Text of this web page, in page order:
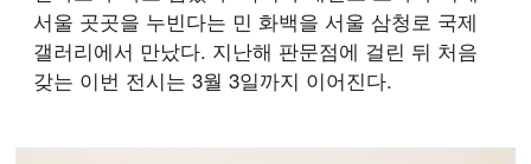
서울 곳곳을 누빈다는 민 화백을 서울 삼청로 국제
갤러리에서 만났다. 지난해 판문점에 걸린 뒤 처음
갖는 이번 전시는 3월 3일까지 이어진다.